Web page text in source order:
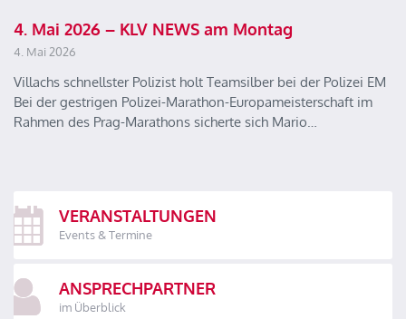
4. Mai 2026 – KLV NEWS am Montag
4. Mai 2026
Villachs schnellster Polizist holt Teamsilber bei der Polizei EM
Bei der gestrigen Polizei-Marathon-Europameisterschaft im
Rahmen des Prag-Marathons sicherte sich Mario…
VERANSTALTUNGEN
Events & Termine
ANSPRECHPARTNER
im Überblick